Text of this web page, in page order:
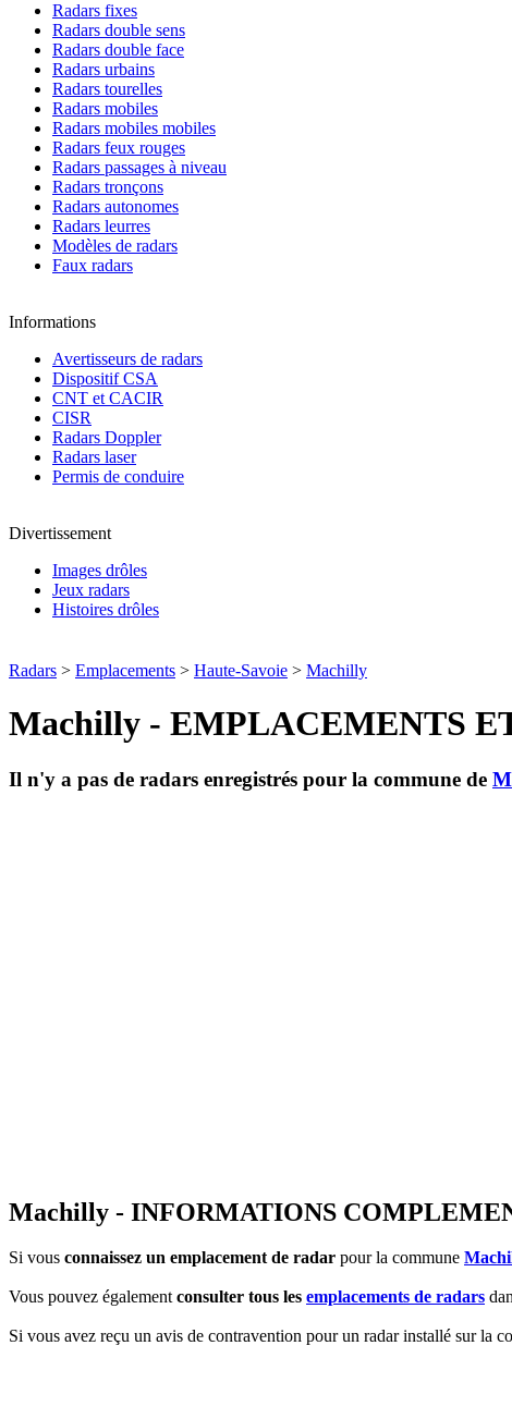
Radars fixes
Radars double sens
Radars double face
Radars urbains
Radars tourelles
Radars mobiles
Radars mobiles mobiles
Radars feux rouges
Radars passages à niveau
Radars tronçons
Radars autonomes
Radars leurres
Modèles de radars
Faux radars
Informations
Avertisseurs de radars
Dispositif CSA
CNT et CACIR
CISR
Radars Doppler
Radars laser
Permis de conduire
Divertissement
Images drôles
Jeux radars
Histoires drôles
Radars > Emplacements > Haute-Savoie > Machilly
Machilly - EMPLACEMENTS
Il n'y a pas de radars enregistrés pour la commune de
Machilly - INFORMATIONS
Si vous connaissez un emplacement de radar pour la commune
Vous pouvez égalementconsulter tous les emplacements de radars
Si vous avez reçu un avis de contravention pour un radar installé sur la